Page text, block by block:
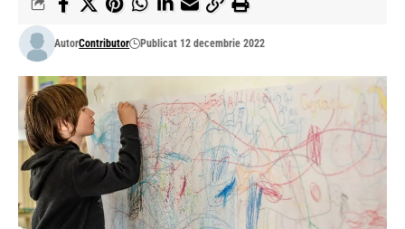
AutorContributor Publicat 12 decembrie 2022